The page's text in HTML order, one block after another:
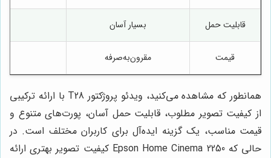
قابلیت حمل بسیار آسان
قیمت مقرون‌به‌صرفه
همانطور که مشاهده می‌کنید، ویدئو پروژکتور T28 با ارائه ترکیبی
از کیفیت تصویر مطلوب، قابلیت حمل آسان، پورت‌های متنوع و
قیمت مناسب، یک گزینه ایده‌آل برای کاربران مختلف است. در
حالی که Epson Home Cinema 2250 کیفیت تصویر بهتری ارائه